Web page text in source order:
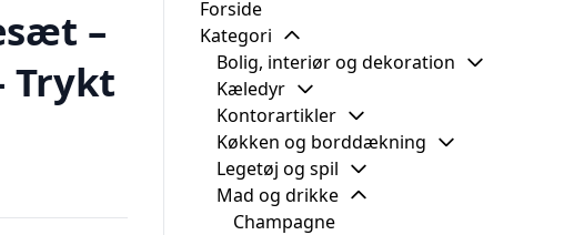
–
Trykt
Forside
Kategori
Bolig, interiør og dekoration
Kæledyr
Kontorartikler
Køkken og borddækning
Legetøj og spil
Mad og drikke
Champagne